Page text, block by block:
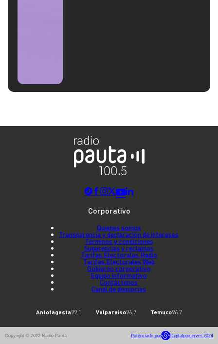
Corporativo
Quienes somos
Transparencia y declaración de intereses
Términos y condiciones
Sugerencias y reclamos
Tarifas Electorales Radio
Tarifas Electorales Web
Gobierno corporativo
Equipo informativo
Contáctenos
Canal de denuncias
Antofagasta99.1 Valparaíso96.7 Temuco96.7
Copyright © 2022 Radio Pauta Potenciado por Digitalproserver 2024